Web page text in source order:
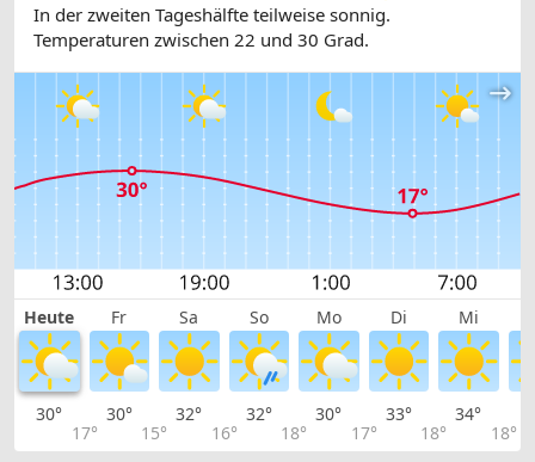
In der zweiten Tageshälfte teilweise sonnig.
Temperaturen zwischen 22 und 30 Grad.
Heute Fr Sa So Mo Di Mi
30°
17°
30°
15°
32°
16°
32°
18°
30°
17°
33°
18°
34°
18°